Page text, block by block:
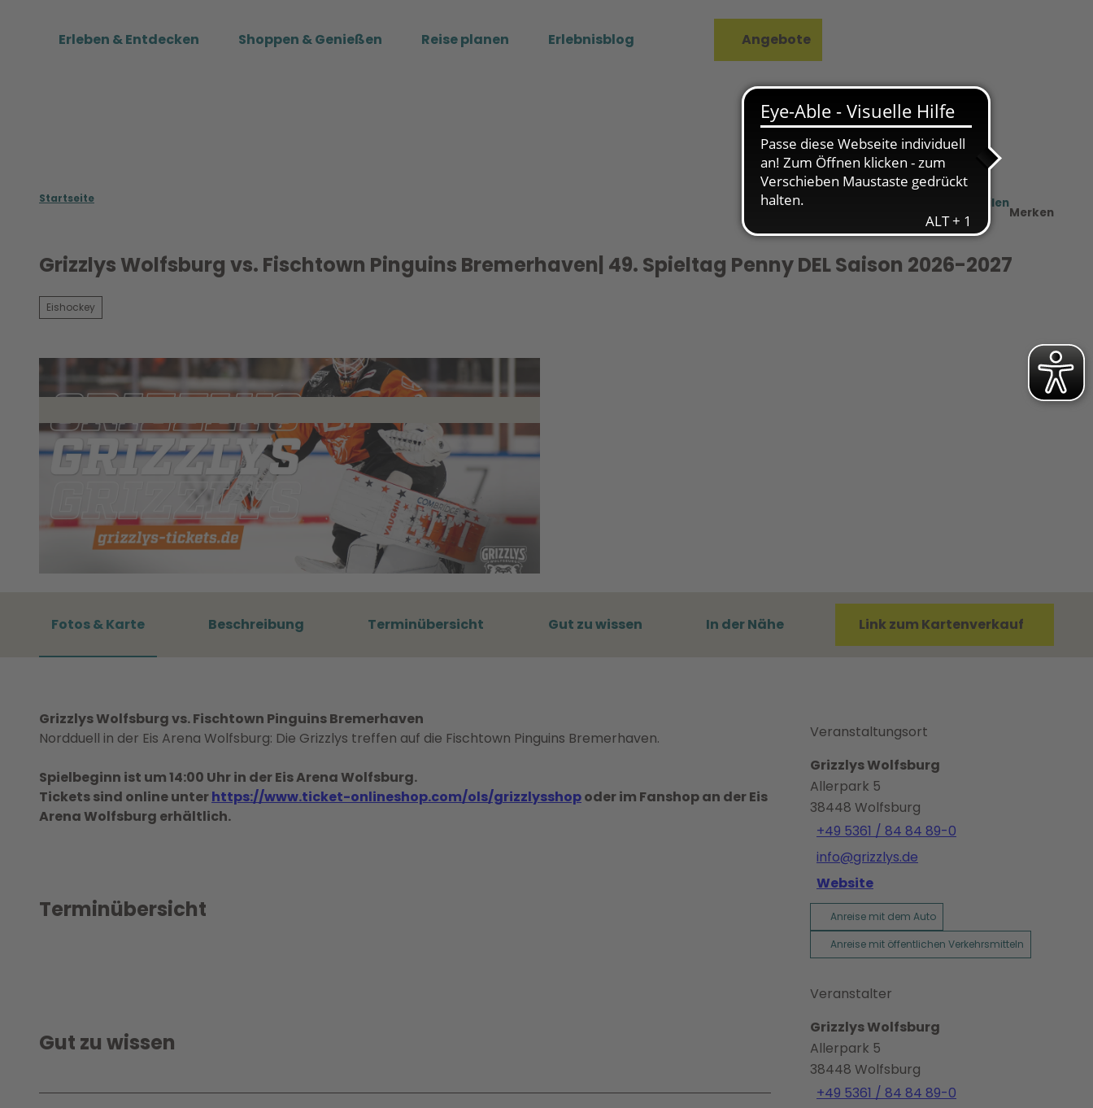
Erleben & Entdecken Shoppen & Genießen Reise planen Erlebnisblog Angebote
Startseite
PDF
Teilen
Merken
Grizzlys Wolfsburg vs. Fischtown Pinguins Bremerhaven| 49. Spieltag Penny DEL Saison 2026-2027
Eishockey
Fotos & Karte Beschreibung Terminübersicht Gut zu wissen In der Nähe Link zum Kartenverkauf
Grizzlys Wolfsburg vs. Fischtown Pinguins Bremerhaven
Nordduell in der Eis Arena Wolfsburg: Die Grizzlys treffen auf die Fischtown Pinguins Bremerhaven.
Spielbeginn ist um 14:00 Uhr in der Eis Arena Wolfsburg.
Tickets sind online unterhttps://www.ticket-onlineshop.com/ols/grizzlysshopoder im Fanshop an der Eis
Arena Wolfsburg erhältlich.
Terminübersicht
Gut zu wissen
Veranstaltungsort
Grizzlys Wolfsburg
Allerpark 5
38448 Wolfsburg
+49 5361 / 84 84 89-0
info@grizzlys.de
Website
Anreise mit dem Auto
Anreise mit öffentlichen Verkehrsmitteln
Veranstalter
Grizzlys Wolfsburg
Allerpark 5
38448 Wolfsburg
+49 5361 / 84 84 89-0